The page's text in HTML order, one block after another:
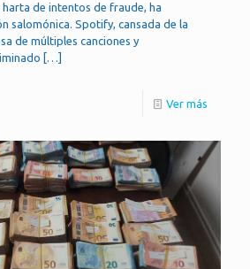
harta de intentos de fraude, ha
salomónica. Spotify, cansada de la
de múltiples canciones y
[…]
Ver más